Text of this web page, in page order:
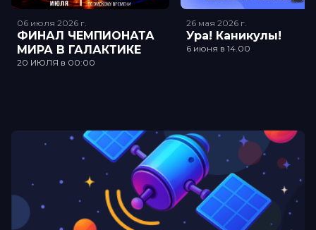
06 июля 2026 г.
ФИНАЛ ЧЕМПИОНАТА
МИРА В ГАЛАКТИКЕ
20 ИЮЛЯ в 00:00
26 мая 2026 г.
Ура! Каникулы!
6 июня в 14.00